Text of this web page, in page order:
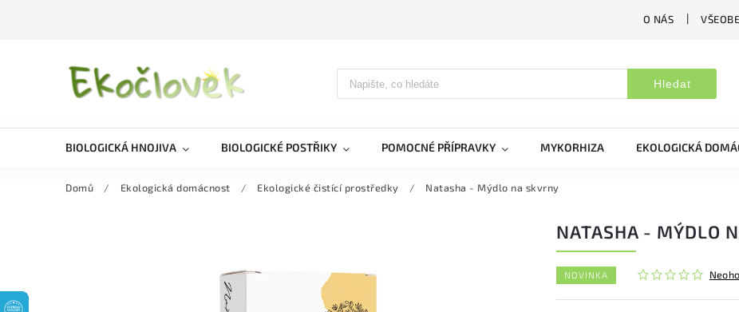
O NÁS
Hledat
BIOLOGICKÁ HNOJIVA BIOLOGICKÉ POSTŘIKY POMOCNÉ PŘÍPRAVKY MYKORHIZA EKOLOGICKÁ
Domů / Ekologická domácnost / Ekologické čistící prostředky / Natasha - Mýdlo na skvrny
NATASHA - MÝDLO
NOVINKA